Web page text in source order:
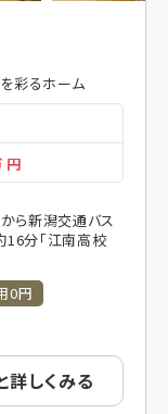
彩るホーム
円
ら新潟交通バス
分「江南高校
0円
詳しくみる